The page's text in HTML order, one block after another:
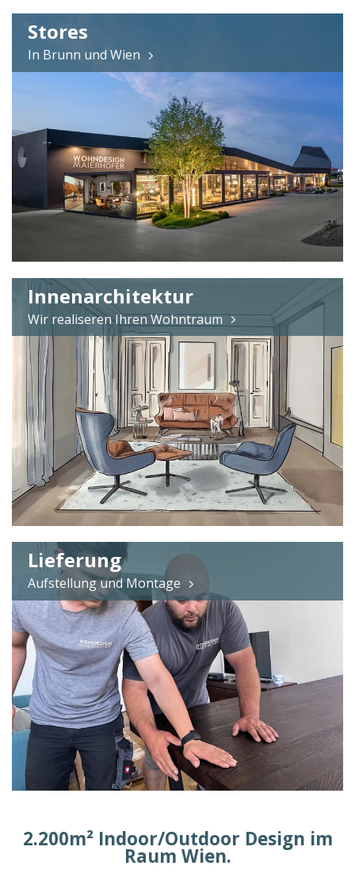
Stores
In Brunn und Wien
Innenarchitektur
Wir realiseren Ihren Wohntraum
Lieferung
Aufstellung und Montage
2.200m² Indoor/Outdoor Design im
Raum Wien.